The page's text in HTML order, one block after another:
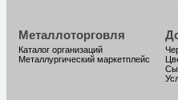
Металлоторговля
Каталог организаций
Металлургический маркетплейс